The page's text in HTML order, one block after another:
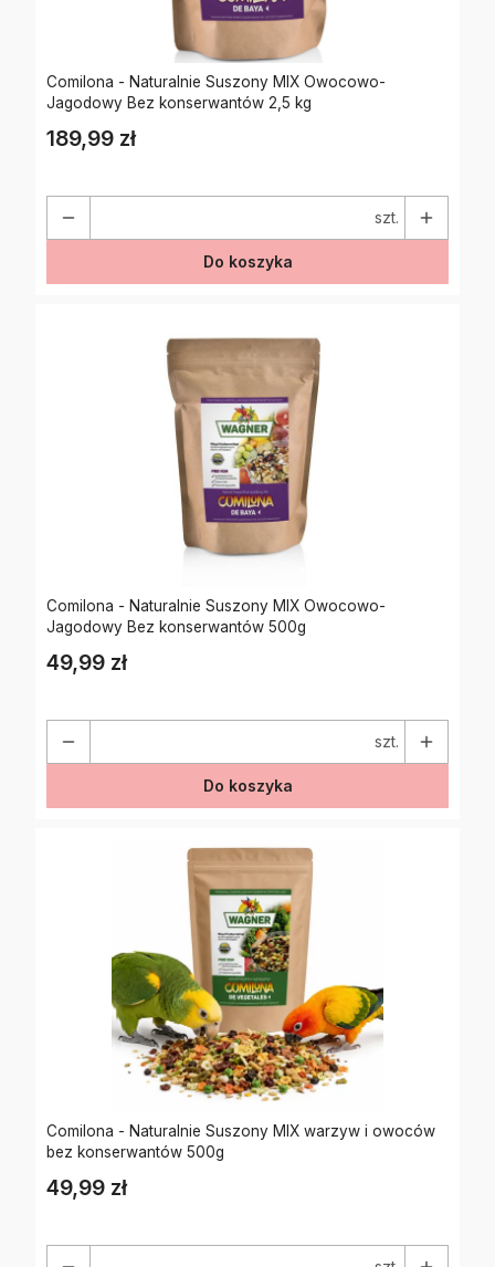
Comilona - Naturalnie Suszony MIX Owocowo-
Jagodowy Bez konserwantów 2,5 kg
Cena
189,99 zł
szt.
Do koszyka
Comilona - Naturalnie Suszony MIX Owocowo-
Jagodowy Bez konserwantów 500g
Cena
49,99 zł
szt.
Do koszyka
Comilona - Naturalnie Suszony MIX warzyw i owoców
bez konserwantów 500g
Cena
49,99 zł